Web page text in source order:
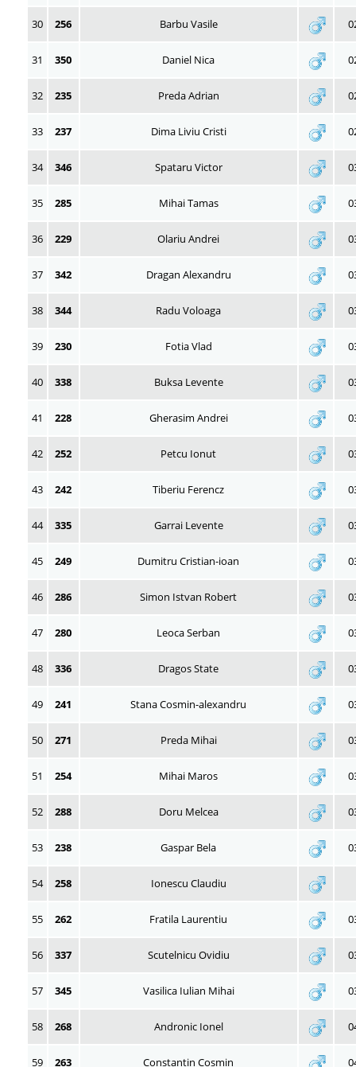
30 256 Barbu Vasile
31 350 Daniel Nica
32 235 Preda Adrian
33 237 Dima Liviu Cristi
34 346 Spataru Victor
35 285 Mihai Tamas
36 229 Olariu Andrei
37 342 Dragan Alexandru
38 344 Radu Voloaga
39 230 Fotia Vlad
40 338 Buksa Levente
41 228 Gherasim Andrei
42 252 Petcu Ionut
43 242 Tiberiu Ferencz
44 335 Garrai Levente
45 249 Dumitru Cristian-ioan
46 286 Simon Istvan Robert
47 280 Leoca Serban
48 336 Dragos State
49 241 Stana Cosmin-alexandru
50 271 Preda Mihai
51 254 Mihai Maros
52 288 Doru Melcea
53 238 Gaspar Bela
54 258 Ionescu Claudiu
55 262 Fratila Laurentiu
56 337 Scutelnicu Ovidiu
57 345 Vasilica Iulian Mihai
58 268 Andronic Ionel
59 263 Constantin Cosmin